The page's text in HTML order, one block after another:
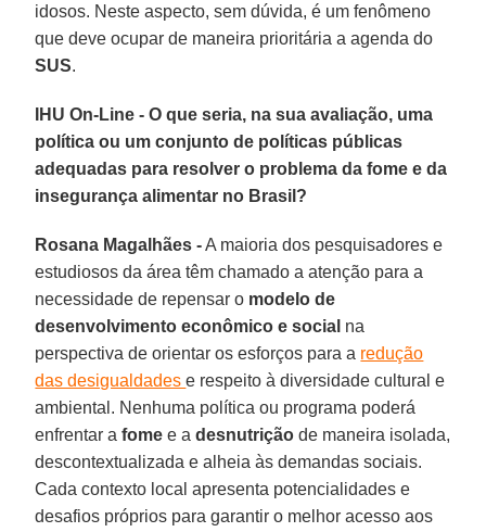
idosos. Neste aspecto, sem dúvida, é um fenômeno
que deve ocupar de maneira prioritária a agenda do
SUS.
IHU On-Line - O que seria, na sua avaliação, uma
política ou um conjunto de políticas públicas
adequadas para resolver o problema da fome e da
insegurança alimentar no Brasil?
Rosana Magalhães -A maioria dos pesquisadores e
estudiosos da área têm chamado a atenção para a
necessidade de repensar o modelo de
desenvolvimento econômico e social na
perspectiva de orientar os esforços para a redução
das desigualdadese respeito à diversidade cultural e
ambiental. Nenhuma política ou programa poderá
enfrentar afome e adesnutrição de maneira isolada,
descontextualizada e alheia às demandas sociais.
Cada contexto local apresenta potencialidades e
desafios próprios para garantir o melhor acesso aos